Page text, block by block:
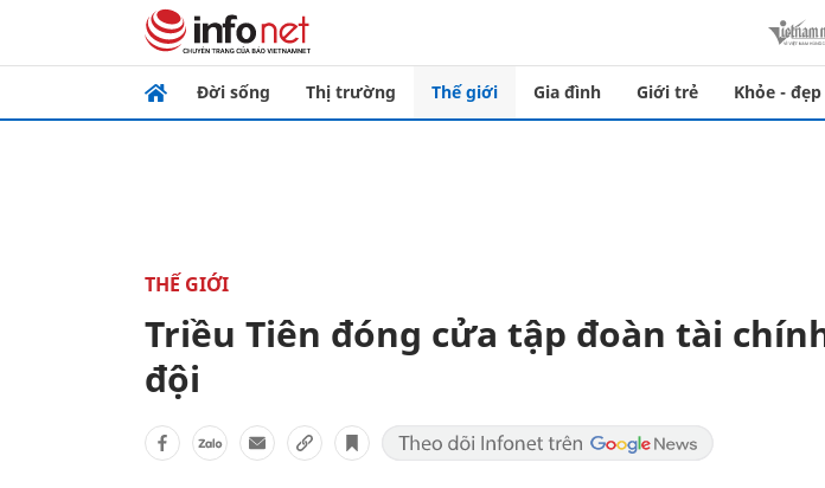
Đời sống Thị trường Thế giới Gia đình Giới trẻ Khỏe - đẹp
THẾ GIỚI
Triều Tiên đóng cửa tập đoàn tài
đội